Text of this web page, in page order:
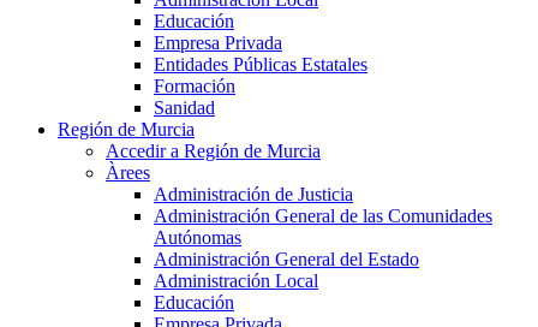
Educación
Empresa Privada
Entidades Públicas Estatales
Formación
Sanidad
Región de Murcia
Accedir a Región de Murcia
Àrees
Administración de Justicia
Administración General de las Comunidades
Autónomas
Administración General del Estado
Administración Local
Educación